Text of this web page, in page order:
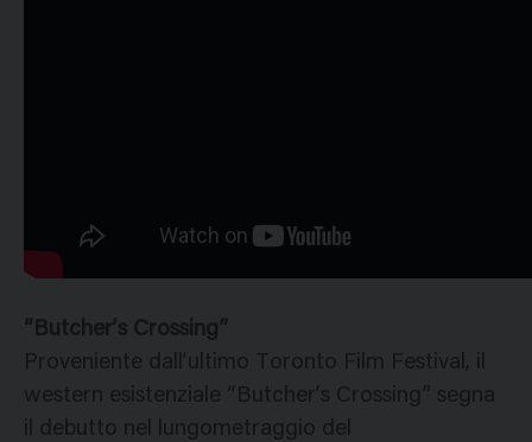
“Butcher’s Crossing”
Proveniente dall’ultimo Toronto Film Festival, il
western esistenziale “Butcher’s Crossing” segna
il debutto nel lungometraggio del